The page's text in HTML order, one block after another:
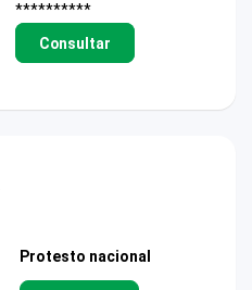
**********
Consultar
Protesto nacional